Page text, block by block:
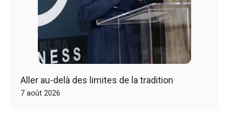
Aller au-delà des limites de la tradition
7 août 2026